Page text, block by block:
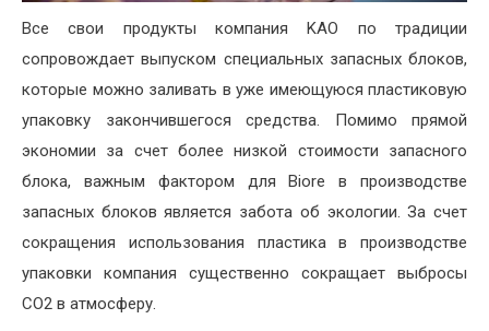
Все свои продукты компания KAO по традиции
сопровождает выпуском специальных запасных блоков,
которые можно заливать в уже имеющуюся пластиковую
упаковку закончившегося средства. Помимо прямой
экономии за счет более низкой стоимости запасного
блока, важным фактором для Biore в производстве
запасных блоков является забота об экологии. За счет
сокращения использования пластика в производстве
упаковки компания существенно сокращает выбросы
CO2 в атмосферу.